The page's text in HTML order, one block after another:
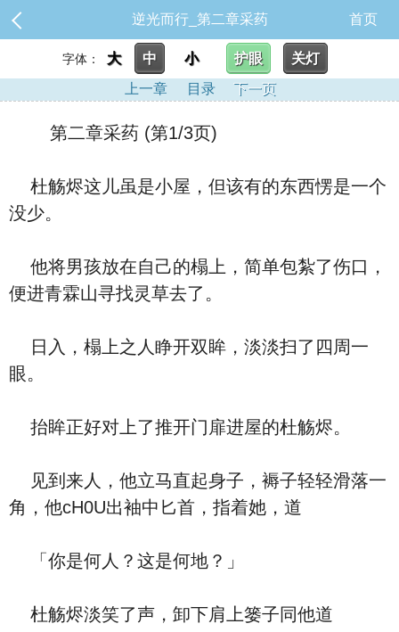
逆光而行_第二章采药 首页
字体： 大 中 小 护眼
关灯
上一章
目录 下一页
第二章采药 (第1/3页)
杜觞烬这儿虽是小屋，但该有的东西愣是一个
没少。
他将男孩放在自己的榻上，简单包紮了伤口，
便进青霖山寻找灵草去了。
日入，榻上之人睁开双眸，淡淡扫了四周一
眼。
抬眸正好对上了推开门扉进屋的杜觞烬。
见到来人，他立马直起身子，褥子轻轻滑落一
角，他cH0U出袖中匕首，指着她，道
「你是何人？这是何地？」
杜觞烬淡笑了声，卸下肩上篓子同他道